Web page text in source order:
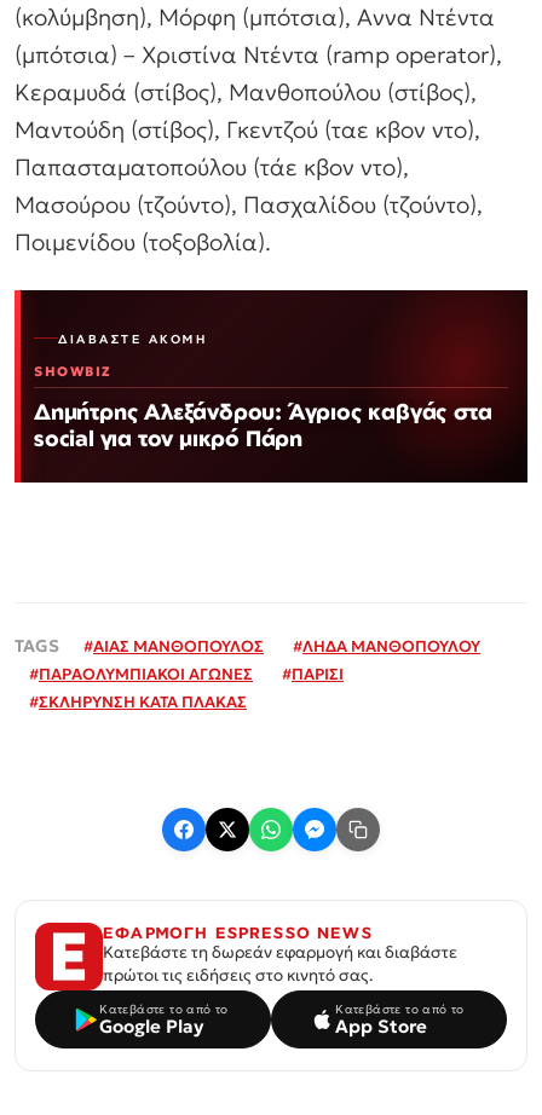
(κολύμβηση), Μόρφη (μπότσια), Αννα Ντέντα
(μπότσια) – Χριστίνα Ντέντα (ramp operator),
Κεραμυδά (στίβος), Μανθοπούλου (στίβος),
Μαντούδη (στίβος), Γκεντζού (ταε κβον ντο),
Παπασταματοπούλου (τάε κβον ντο),
Μασούρου (τζούντο), Πασχαλίδου (τζούντο),
Ποιμενίδου (τοξοβολία).
ΔΙΑΒΆΣΤΕ ΑΚΌΜΗ
SHOWBIZ
Δημήτρης Αλεξάνδρου: Άγριος καβγάς στα
social για τον μικρό Πάρη
#ΑΙΑΣ ΜΑΝΘΟΠΟΥΛΟΣ #ΛΗΔΑ ΜΑΝΘΟΠΟΥΛΟΥ
#ΠΑΡΑΟΛΥΜΠΙΑΚΟΙ ΑΓΩΝΕΣ #ΠΑΡΙΣΙ
#ΣΚΛΗΡΥΝΣΗ ΚΑΤΑ ΠΛΑΚΑΣ
ΕΦΑΡΜΟΓΗ ESPRESSO NEWS
Κατεβάστε τη δωρεάν εφαρμογή και διαβάστε
πρώτοι τις ειδήσεις στο κινητό σας.
Κατεβάστε το από το
Google Play
Κατεβάστε το από το
App Store